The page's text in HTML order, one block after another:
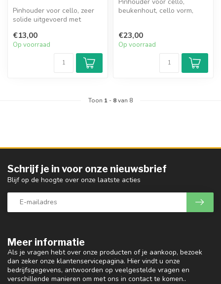
Pinhouder voor cello, zeer
solide uitgevoerd met
€13,00
Op voorraad
beukenhout, cello vorm,
€23,00
Op voorraad
Toon 1 - 8van 8
Meer informatie
Als je vragen hebt over onze producten of je aankoop, bezoek
dan zeker onze klantenservicepagina. Hier vindt u onze
bedrijfsgegevens, antwoorden op veelgestelde vragen en
verschillende manieren om met ons in contact te komen..
Schrijf je in voor onze nieuwsbrief
Blijf op de hoogte over onze laatste acties